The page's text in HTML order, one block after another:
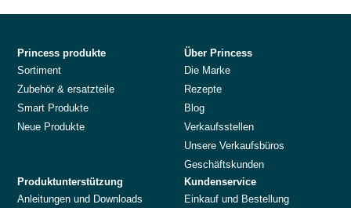
Princess produkte
Sortiment
Zubehör & ersatzteile
Smart Produkte
Neue Produkte
Über Princess
Die Marke
Rezepte
Blog
Verkaufsstellen
Unsere Verkaufsbüros
Geschäftskunden
Produktunterstützung
Anleitungen und Downloads
Kundenservice
Einkauf und Bestellung